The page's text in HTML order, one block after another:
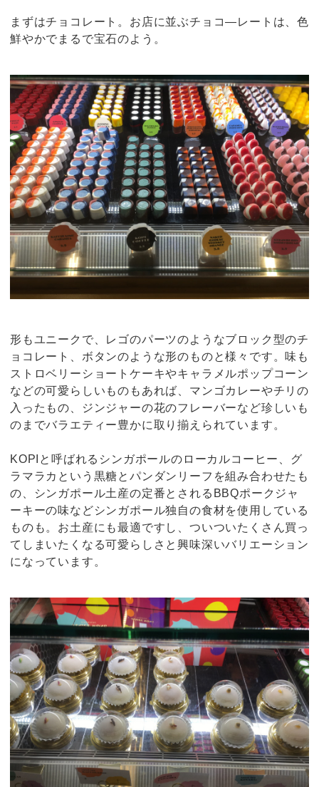
まずはチョコレート。お店に並ぶチョコ―レートは、色
鮮やかでまるで宝石のよう。
形もユニークで、レゴのパーツのようなブロック型のチ
ョコレート、ボタンのような形のものと様々です。味も
ストロベリーショートケーキやキャラメルポップコーン
などの可愛らしいものもあれば、マンゴカレーやチリの
入ったもの、ジンジャーの花のフレーバーなど珍しいも
のまでバラエティー豊かに取り揃えられています。
KOPIと呼ばれるシンガポールのローカルコーヒー、グ
ラマラカという黒糖とパンダンリーフを組み合わせたも
の、シンガポール土産の定番とされるBBQポークジャ
ーキーの味などシンガポール独自の食材を使用している
ものも。お土産にも最適ですし、ついついたくさん買っ
てしまいたくなる可愛らしさと興味深いバリエーション
になっています。